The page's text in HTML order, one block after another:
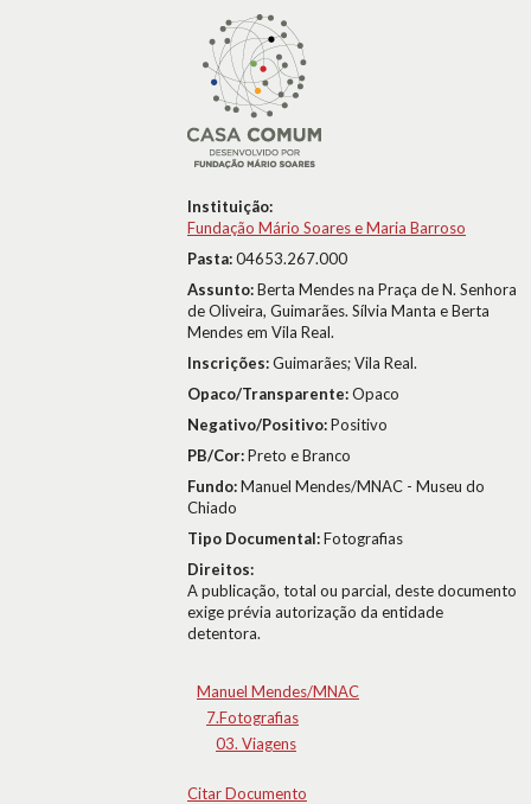
Instituição:
Fundação Mário Soares e Maria Barroso
Pasta:04653.267.000
Assunto:Berta Mendes na Praça de N. Senhora
de Oliveira, Guimarães. Sílvia Manta e Berta
Mendes em Vila Real.
Inscrições:Guimarães; Vila Real.
Opaco/Transparente:Opaco
Negativo/Positivo:Positivo
PB/Cor:Preto e Branco
Fundo:Manuel Mendes/MNAC - Museu do
Chiado
Tipo Documental:Fotografias
Direitos:
A publicação, total ou parcial, deste documento
exige prévia autorização da entidade
detentora.
Manuel Mendes/MNAC
7.Fotografias
03. Viagens
Citar Documento